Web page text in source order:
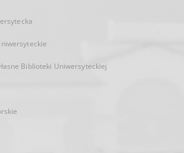
Biblioteki Uniwersyteckiej